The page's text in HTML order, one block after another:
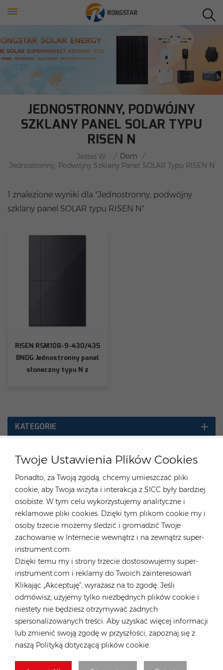
Twoje Ustawienia Plików Cookies
Ponadto, za Twoją zgodą, chcemy umieszczać pliki
cookie, aby Twoja wizyta i interakcja z SICC były bardziej
osobiste. W tym celu wykorzystujemy analityczne i
reklamowe pliki cookies. Dzięki tym plikom cookie my i
osoby trzecie możemy śledzić i gromadzić Twoje
zachowanie w Internecie wewnątrz i na zewnątrz super-
instrument.com.
Dzięki temu my i strony trzecie dostosowujemy super-
instrument.com i reklamy do Twoich zainteresowań.
Klikając „Akceptuję”, wyrażasz na to zgodę. Jeśli
odmówisz, użyjemy tylko niezbędnych plików cookie i
niestety nie będziesz otrzymywać żadnych
spersonalizowanych treści. Aby uzyskać więcej informacji
lub zmienić swoją zgodę w przyszłości, zapoznaj się z
naszą Polityką dotyczącą plików cookie.
JEDNOSTRONNY, PODWÓJNY
SZKLANY PANEL SOLAR TYPU
RISEN N
Jesteś W : / Dom
/
Jednostronny, Podwójny Szklany Panel SOLAR Typu RISEN N
1 znalezione wyniki dla "Jednostronny, podwójny
szklany panel SOLAR typu RISEN N"
RISEN RSM108-9-430/435
BNDG Jednostronny panel
słoneczny typu N z
KATEGORIE
WYRÓŻNIONE PRODUKTY
SKONTAKTUJ SIĘ Z NASZYM EKSPERTEM
Niemcy
Tel :+49 176 55258880
E-mail :anna@rongstar.com
Biuro i magazyn :Industriestraße 40, 52457
Aldenhoven, Deutschland
Hongkong
Tel :+852 54222219
E-mail :hk@rongstar.com
Biuro i magazyn : 39 Kung-Um Road, Yuen